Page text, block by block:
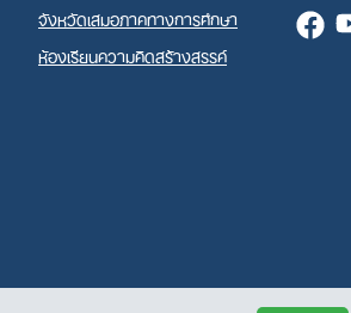
จังหวัดเสมอภาคทางการศึกษา
ห้องเรียนความคิดสร้างสรรค์